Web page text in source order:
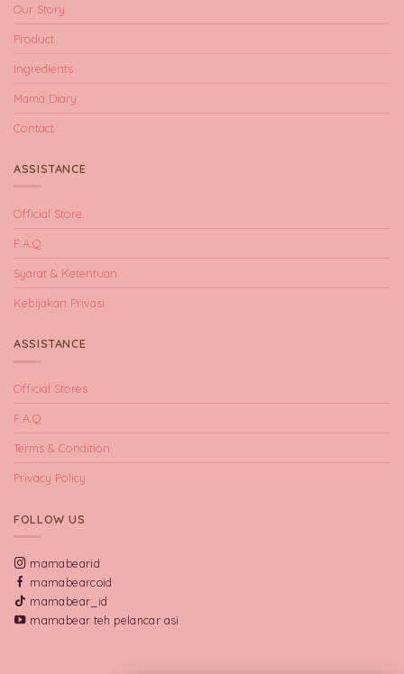
Our Story
Product
Ingredients
Mama Diary
Contact
ASSISTANCE
Official Store
F.A.Q
Syarat & Ketentuan
Kebijakan Privasi
ASSISTANCE
Official Stores
F.A.Q
Terms & Condition
Privacy Policy
FOLLOW US
mamabearid
mamabearcoid
mamabear_id
mamabear teh pelancar asi